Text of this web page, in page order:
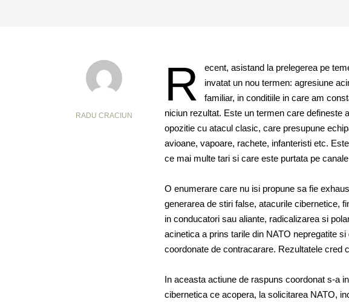
RADU CRACIUN
R
ecent, asistand la prelegerea pe
invatat un nou termen: agresiune
familiar, in conditiile in care am
niciun rezultat. Este un termen care defineste
opozitie cu atacul clasic, care presupune
avioane, vapoare, rachete, infanteristi etc.
ce mai multe tari si care este purtata pe
O enumerare care nu isi propune sa fie
generarea de stiri false, atacurile cibernetice,
in conducatori sau aliante, radicalizarea si
acinetica a prins tarile din NATO nepregatite
coordonate de contracarare. Rezultatele cred
In aceasta actiune de raspuns coordonat s-a
cibernetica ce acopera, la solicitarea NATO,